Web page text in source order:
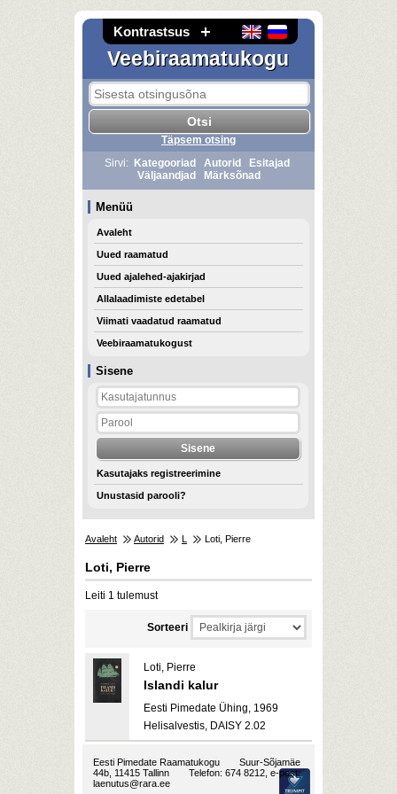
Kontrastsus
Veebiraamatukogu
Sisene
Kasutajaks registreerimine
Unustasid parooli?
Täpsem otsing
Sirvi:
Kategooriad Autorid
Esitajad
Väljaandjad
Märksõnad
Menüü
Avaleht
Uued raamatud
Uued ajalehed-ajakirjad
Allalaadimiste edetabel
Viimati vaadatud raamatud
Veebiraamatukogust
Avaleht Autorid L Loti, Pierre
Loti, Pierre
Leiti 1 tulemust
Sorteeri
Loti, Pierre
Islandi kalur
Eesti Pimedate Ühing, 1969
Helisalvestis, DAISY 2.02
Eesti Pimedate Raamatukogu
Suur-Sõjamäe
44b, 11415 Tallinn
Telefon: 674 8212, e-post:
laenutus@rara.ee